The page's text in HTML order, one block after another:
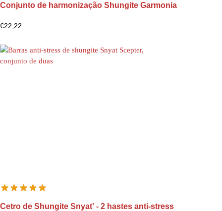
Conjunto de harmonização Shungite Garmonia
€22,22
Cetro de Shungite Snyat' - 2 hastes anti-stress